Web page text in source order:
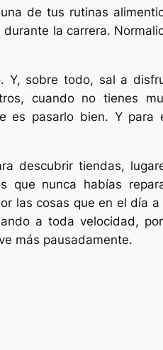
de tus rutinas
la carrera.
Y, sobre todo, sal a
cuando no tienes
es pasarlo bien. Y para
descubrir tiendas,
que nunca habías
las cosas que en el día a
a toda velocidad,
más pausadamente.